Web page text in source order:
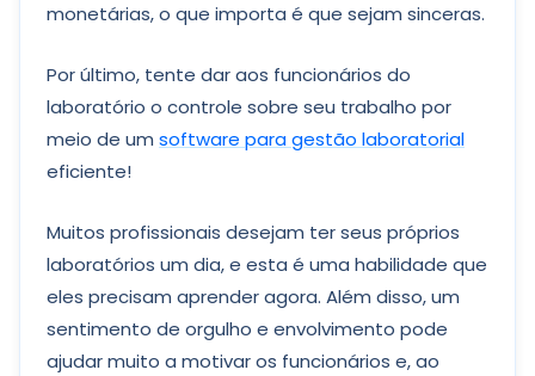
monetárias, o que importa é que sejam sinceras.
Por último, tente dar aos funcionários do
laboratório o controle sobre seu trabalho por
meio de um software para gestão laboratorial
eficiente!
Muitos profissionais desejam ter seus próprios
laboratórios um dia, e esta é uma habilidade que
eles precisam aprender agora. Além disso, um
sentimento de orgulho e envolvimento pode
ajudar muito a motivar os funcionários e, ao